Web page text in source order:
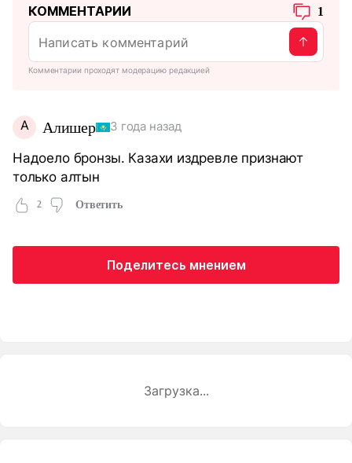
КОММЕНТАРИИ 1
Комментарии проходят модерацию редакцией
А Алишер 3 года назад
Надоело бронзы. Казахи издревле признают
только алтын
2 Ответить
Поделитесь мнением
Загрузка...